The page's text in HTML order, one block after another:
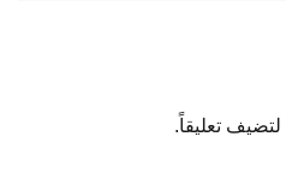
لتضيف تعليقاً.